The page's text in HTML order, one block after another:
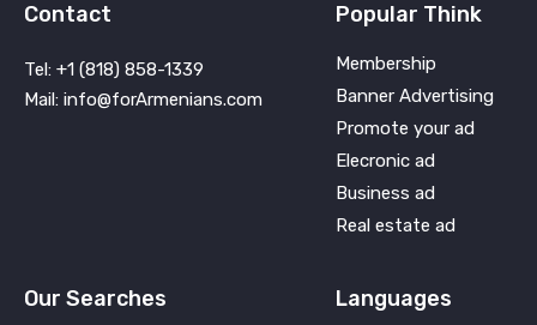
Contact
Tel: +1 (818) 858-1339
Mail: info@forArmenians.com
Popular Think
Membership
Banner Advertising
Promote your ad
Elecronic ad
Business ad
Real estate ad
Our Searches Languages